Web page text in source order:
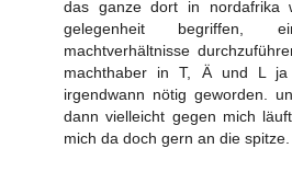
das ganze dort in nordafrika
gelegenheit begriffen,
machtverhältnisse
machthaber in T, Ä und L
irgendwann nötig geworden.
dann vielleicht gegen mich
mich da doch gern an die